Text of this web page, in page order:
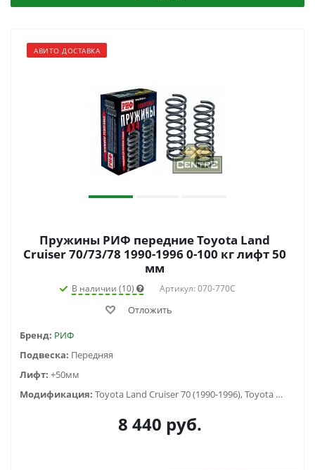
АВИТО ДОСТАВКА
Пружины РИФ передние Toyota Land
Cruiser 70/73/78 1990-1996 0-100 кг лифт 50
мм
В наличии (10) Артикул: 070-770C
Отложить
Бренд: РИФ
Подвеска: Передняя
Лифт: +50мм
Модификация:
Toyota Land Cruiser 70 (1990-1996), Toyota Land Cruiser 73 (1990-1996)
8 440 руб.